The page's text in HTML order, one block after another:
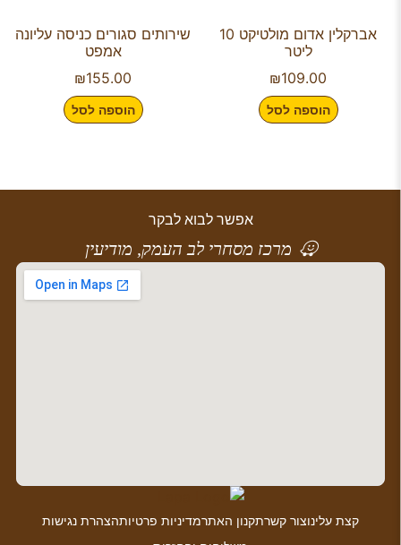
אברקלין אדום מולטיקט 10
ליטר
₪109.00
הוספה לסל
שירותים סגורים כניסה עליונה
אמפט
₪155.00
הוספה לסל
קצת עלינוצור קשרתקנון האתרמדיניות פרטיותהצהרת נגישות
אפשר לבוא לבקר
מרכז מסחרי לב העמק, מודיעין